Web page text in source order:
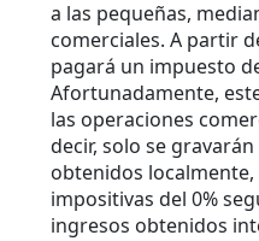
a las pequeñas,
comerciales. A partir
pagará un impuesto
Afortunadamente,
las operaciones
decir, solo se
obtenidos
impositivas del 0%
ingresos obtenidos